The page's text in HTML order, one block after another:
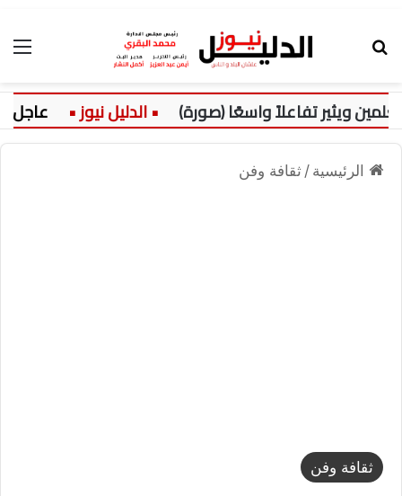
تفاعلاً واسعًا (صورة) عاجل:
الرئيسية / ثقافة وفن
ثقافة وفن